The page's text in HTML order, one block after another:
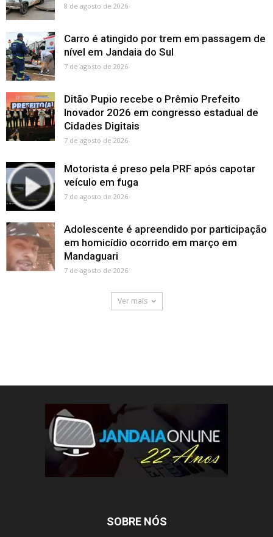
8 de agosto de 2026
Carro é atingido por trem em passagem de
nível em Jandaia do Sul
7 de agosto de 2026
Ditão Pupio recebe o Prêmio Prefeito
Inovador 2026 em congresso estadual de
Cidades Digitais
7 de agosto de 2026
Motorista é preso pela PRF após capotar
veículo em fuga
7 de agosto de 2026
Adolescente é apreendido por participação
em homicídio ocorrido em março em
Mandaguari
7 de agosto de 2026
Ver mais
SOBRE NÓS